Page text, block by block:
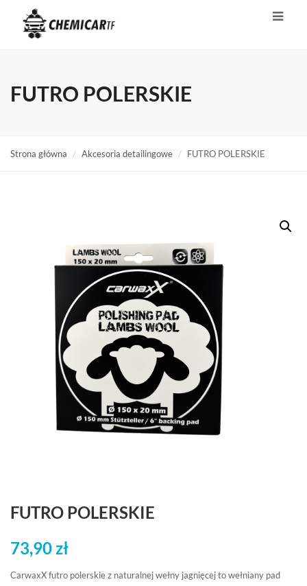
FUTRO POLERSKIE
Strona główna Akcesoria detailingowe FUTRO POLERSKIE
FUTRO POLERSKIE
73,90zł
CarwaxX futro polerskie z naturalnej wełny jagnięcej to wełniany pad